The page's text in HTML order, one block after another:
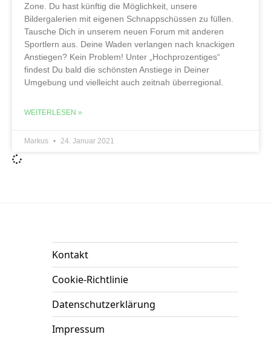
Zone. Du hast künftig die Möglichkeit, unsere
Bildergalerien mit eigenen Schnappschüssen zu füllen.
Tausche Dich in unserem neuen Forum mit anderen
Sportlern aus. Deine Waden verlangen nach knackigen
Anstiegen? Kein Problem! Unter „Hochprozentiges“
findest Du bald die schönsten Anstiege in Deiner
Umgebung und vielleicht auch zeitnah überregional.
WEITERLESEN »
Markus 24. Januar 2021
Kontakt
Cookie-Richtlinie
Datenschutzerklärung
Impressum